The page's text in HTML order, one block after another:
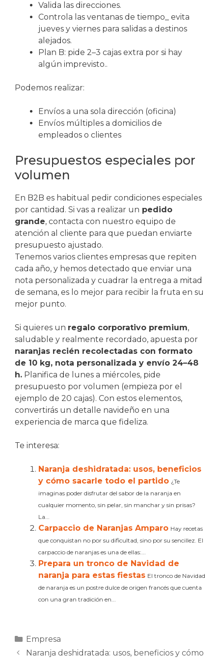
Valida las direcciones.
Controla las ventanas de tiempo_ evita
jueves y viernes para salidas a destinos
alejados.
Plan B: pide 2–3 cajas extra por si hay
algún imprevisto..
Podemos realizar:
Envíos a una sola dirección (oficina)
Envíos múltiples a domicilios de
empleados o clientes
Presupuestos especiales por
volumen
En B2B es habitual pedir condiciones especiales
por cantidad. Si vas a realizar un pedido
grande, contacta con nuestro equipo de
atención al cliente para que puedan enviarte
presupuesto ajustado.
Tenemos varios clientes empresas que repiten
cada año, y hemos detectado que enviar una
nota personalizada y cuadrar la entrega a mitad
de semana, es lo mejor para recibir la fruta en su
mejor punto.
Si quieres un regalo corporativo premium,
saludable y realmente recordado, apuesta por
naranjas recién recolectadas con formato
de 10 kg, nota personalizada y envío 24–48
h. Planifica de lunes a miércoles, pide
presupuesto por volumen (empieza por el
ejemplo de 20 cajas). Con estos elementos,
convertirás un detalle navideño en una
experiencia de marca que fideliza.
Te interesa:
Naranja deshidratada: usos, beneficios
y cómo sacarle todo el partido ¿Te
imaginas poder disfrutar del sabor de la naranja en
cualquier momento, sin pelar, sin manchar y sin prisas?
La...
Carpaccio de Naranjas Amparo Hay recetas
que conquistan no por su dificultad, sino por su sencillez. El
carpaccio de naranjas es una de ellas:...
Prepara un tronco de Navidad de
naranja para estas fiestas El tronco de Navidad
de naranja es un postre dulce de origen francés que cuenta
con una gran tradición en...
Categorías
Empresa
Naranja deshidratada: usos, beneficios y cómo